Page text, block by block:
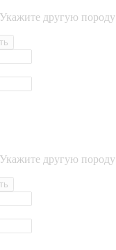
Укажите другую породу
Укажите другую породу